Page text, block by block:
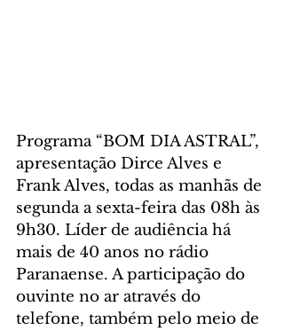
Programa “BOM DIA ASTRAL”,
apresentação Dirce Alves e
Frank Alves, todas as manhãs de
segunda a sexta-feira das 08h às
9h30. Líder de audiência há
mais de 40 anos no rádio
Paranaense. A participação do
ouvinte no ar através do
telefone, também pelo meio de